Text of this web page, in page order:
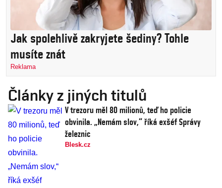
Jak spolehlivě zakryjete šediny? Tohle
musíte znát
Reklama
Články z jiných titulů
V trezoru měl 80 milionů, teď ho policie
obvinila. „Nemám slov,“ říká exšéf Správy
železnic
Blesk.cz